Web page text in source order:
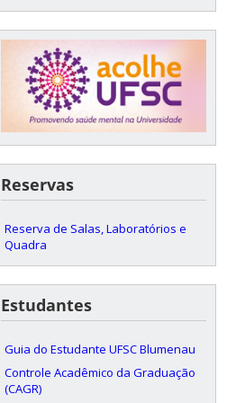
Reservas
Reserva de Salas, Laboratórios e
Quadra
Estudantes
Guia do Estudante UFSC Blumenau
Controle Acadêmico da Graduação
(CAGR)